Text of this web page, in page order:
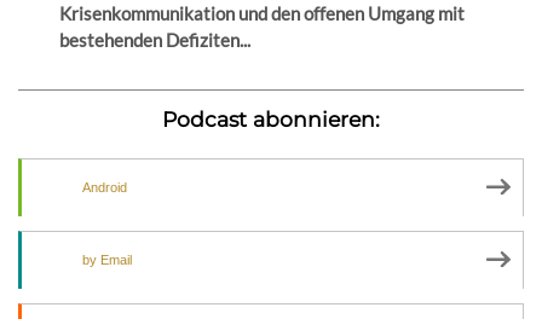
Krisenkommunikation und den offenen Umgang mit
bestehenden Defiziten...
Podcast abonnieren:
Android
by Email